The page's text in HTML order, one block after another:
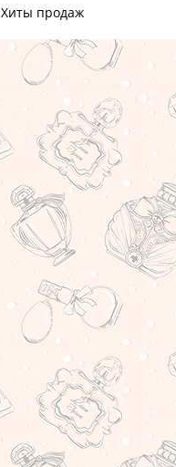
Хиты продаж